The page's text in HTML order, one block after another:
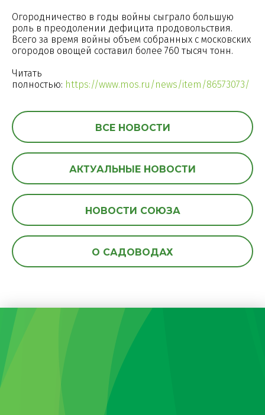
Огородничество в годы войны сыграло большую
роль в преодолении дефицита продовольствия.
Всего за время войны объем собранных с московских
огородов овощей составил более 760 тысяч тонн.
Читать
полностью: https://www.mos.ru/news/item/86573073/
ВСЕ НОВОСТИ
АКТУАЛЬНЫЕ НОВОСТИ
НОВОСТИ СОЮЗА
О САДОВОДАХ